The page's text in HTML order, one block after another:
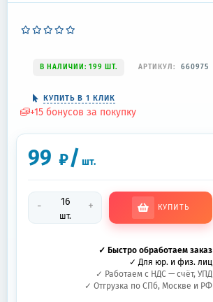
В НАЛИЧИИ: 199 ШТ. АРТИКУЛ: 660975
КУПИТЬ В 1 КЛИК
+15 бонусов за покупку
99 ₽/ шт.
-
шт.
+ КУПИТЬ
✓ Быстро обработаем заказ
✓ Для юр. и физ. лиц
✓ Работаем с НДС — счёт, УПД
✓ Отгрузка по СПб, Москве и РФ